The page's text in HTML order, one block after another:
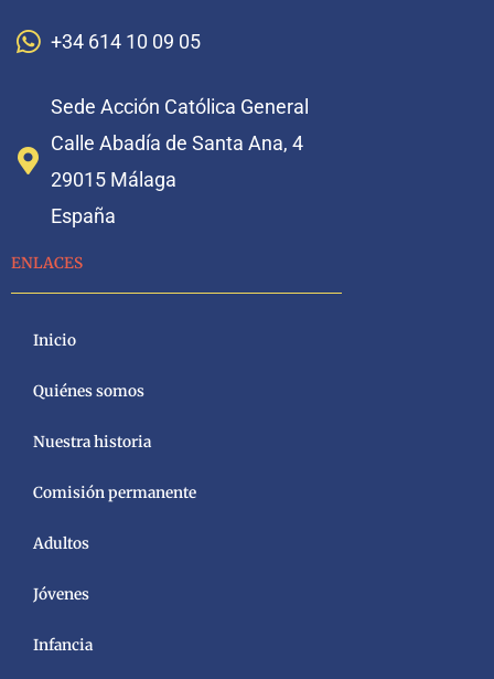
+34 614 10 09 05
Sede Acción Católica General
Calle Abadía de Santa Ana, 4
29015 Málaga
España
ENLACES
Inicio
Quiénes somos
Nuestra historia
Comisión permanente
Adultos
Jóvenes
Infancia